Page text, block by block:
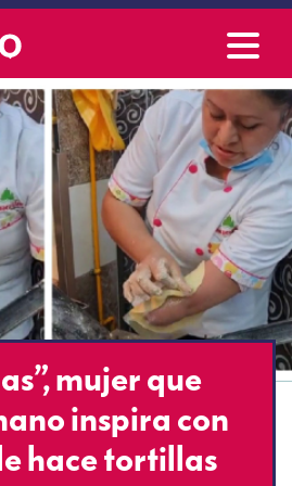
mujer que
inspira con
hace tortillas